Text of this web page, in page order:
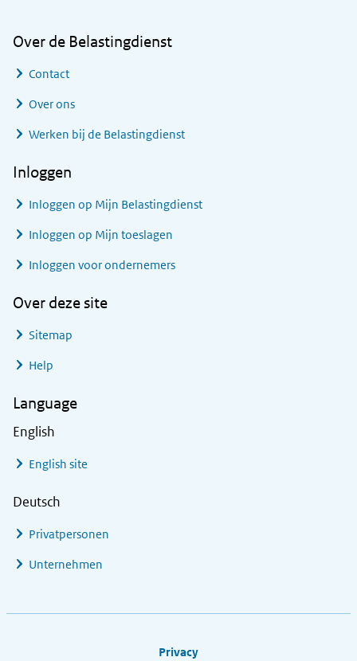
Over de Belastingdienst
Contact
Over ons
Werken bij de Belastingdienst
Inloggen
Inloggen op Mijn Belastingdienst
Inloggen op Mijn toeslagen
Inloggen voor ondernemers
Over deze site
Sitemap
Help
Language
English
English site
Deutsch
Privatpersonen
Unternehmen
Privacy